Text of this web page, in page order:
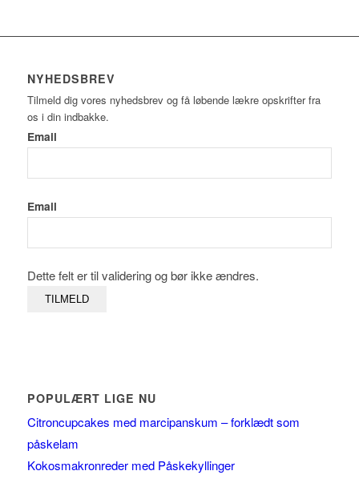
NYHEDSBREV
Tilmeld dig vores nyhedsbrev og få løbende lækre opskrifter fra
os i din indbakke.
Email
Email
Dette felt er til validering og bør ikke ændres.
POPULÆRT LIGE NU
Citroncupcakes med marcipanskum – forklædt som
påskelam
Kokosmakronreder med Påskekyllinger